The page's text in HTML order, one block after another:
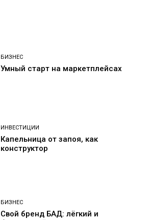
БИЗНЕС
Умный старт на маркетплейсах
ИНВЕСТИЦИИ
Капельница от запоя, как
конструктор
БИЗНЕС
Свой бренд БАД: лёгкий и